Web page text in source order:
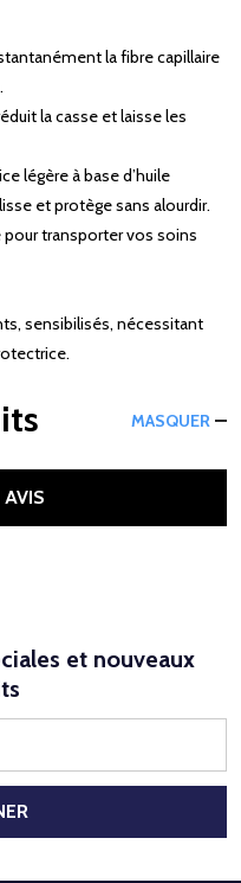
la fibre capillaire
la casse et laisse les
légère à base d’huile
et protège sans alourdir.
transporter vos soins
sensibilisés, nécessitant
MASQUER
AVIS
et nouveaux